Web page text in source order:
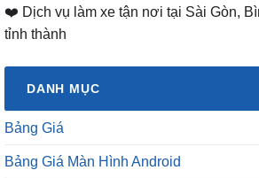
❤️ Dịch vụ làm xe tận nơi tại Sài Gòn,
tỉnh thành
DANH MỤC
Bảng Giá
Bảng Giá Màn Hình Android